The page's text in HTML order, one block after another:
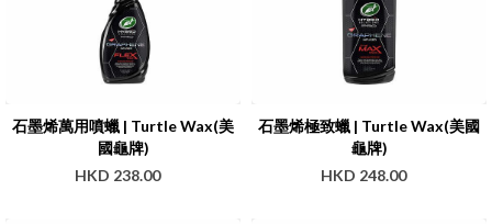
石墨烯萬用噴蠟 | Turtle Wax(美
國龜牌)
HKD 238.00
石墨烯極致蠟 | Turtle Wax(美國
龜牌)
HKD 248.00